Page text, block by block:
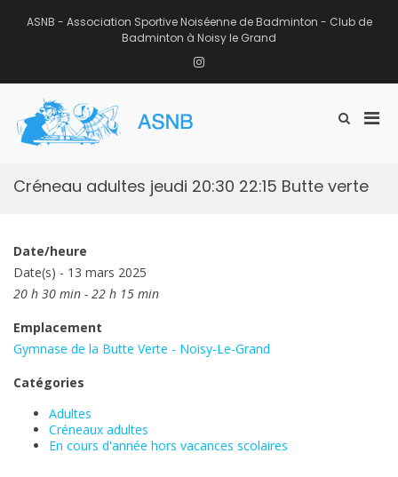
ASNB - Association Sportive Noiséenne de Badminton - Club de
Badminton à Noisy le Grand
Instagram
Afficher
recherche
Créneau adultes jeudi 20:30 22:15 Butte verte
Date/heure
Date(s) - 13 mars 2025
20 h 30 min - 22 h 15 min
Emplacement
Gymnase de la Butte Verte - Noisy-Le-Grand
Catégories
Adultes
Créneaux adultes
En cours d'année hors vacances scolaires